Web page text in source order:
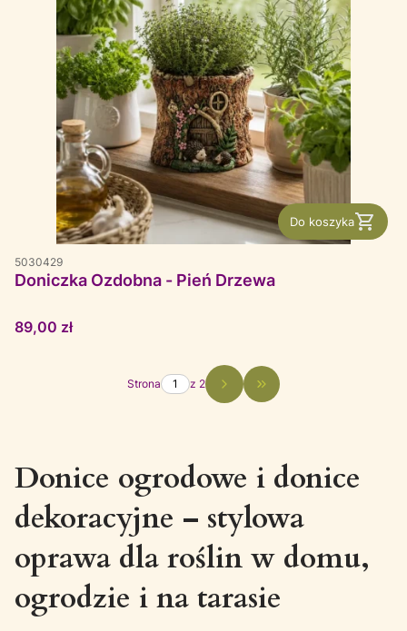
Do koszyka
5030429
Doniczka Ozdobna - Pień Drzewa
Cena
89,00 zł
Strona z 2 Przejdź do ostatniej
Donice ogrodowe i donice
dekoracyjne – stylowa
oprawa dla roślin w domu,
ogrodzie i na tarasie